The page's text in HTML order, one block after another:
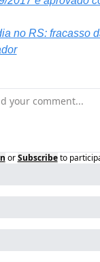
no RS: fracasso
or Subscribe to